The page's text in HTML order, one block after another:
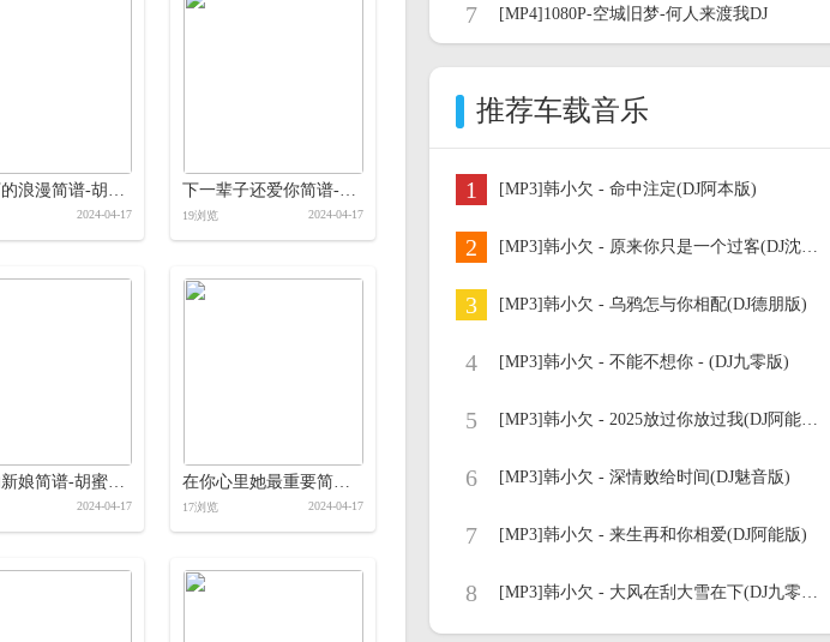
月光下的浪漫简谱-胡蜜丹-岭南印象制作简谱
2024-04-17
下一辈子还爱你简谱-胡蜜丹-岭南印象制作简谱
19浏览 2024-04-17
梦中的新娘简谱-胡蜜丹-岭南印象制作简谱
2024-04-17
在你心里她最重要简谱-李英-岭南印象制作简谱
17浏览 2024-04-17
7 [MP4]1080P-空城旧梦-何人来渡我DJ
推荐车载音乐
1 [MP3]韩小欠 - 命中注定(DJ阿本版)
2
3 [MP3]韩小欠 - 乌鸦怎与你相配(DJ德朋版)
4 [MP3]韩小欠 - 不能不想你 - (DJ九零版)
5
6 [MP3]韩小欠 - 深情败给时间(DJ魅音版)
7 [MP3]韩小欠 - 来生再和你相爱(DJ阿能版)
8